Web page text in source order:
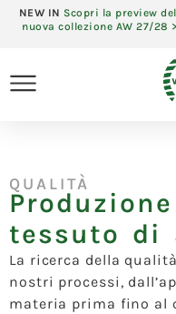
NEW IN Scopri la preview
nuova collezione AW 27/28
QUALITÀ
tessuto di
La ricerca della
nostri processi,
materia prima fino al